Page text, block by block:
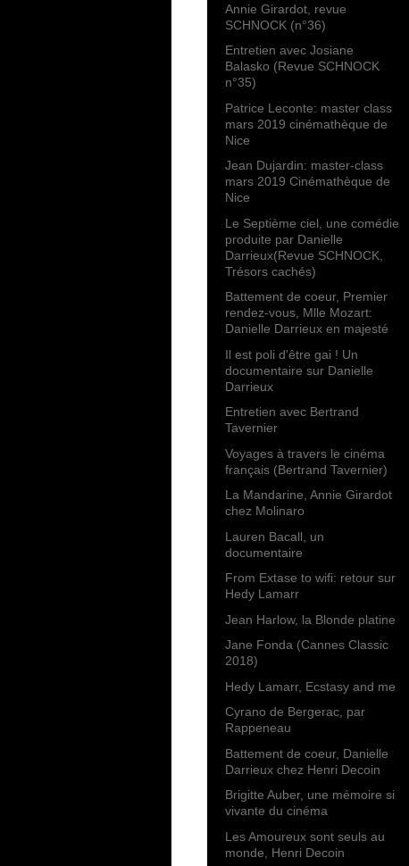
Annie Girardot, revue
SCHNOCK (n°36)
Entretien avec Josiane
Balasko (Revue SCHNOCK
n°35)
Patrice Leconte: master class
mars 2019 cinémathèque de
Nice
Jean Dujardin: master-class
mars 2019 Cinémathèque de
Nice
Le Septième ciel, une comédie
produite par Danielle
Darrieux(Revue SCHNOCK,
Trésors cachés)
Battement de coeur, Premier
rendez-vous, Mlle Mozart:
Danielle Darrieux en majesté
Il est poli d'être gai ! Un
documentaire sur Danielle
Darrieux
Entretien avec Bertrand
Tavernier
Voyages à travers le cinéma
français (Bertrand Tavernier)
La Mandarine, Annie Girardot
chez Molinaro
Lauren Bacall, un
documentaire
From Extase to wifi: retour sur
Hedy Lamarr
Jean Harlow, la Blonde platine
Jane Fonda (Cannes Classic
2018)
Hedy Lamarr, Ecstasy and me
Cyrano de Bergerac, par
Rappeneau
Battement de coeur, Danielle
Darrieux chez Henri Decoin
Brigitte Auber, une mémoire si
vivante du cinéma
Les Amoureux sont seuls au
monde, Henri Decoin